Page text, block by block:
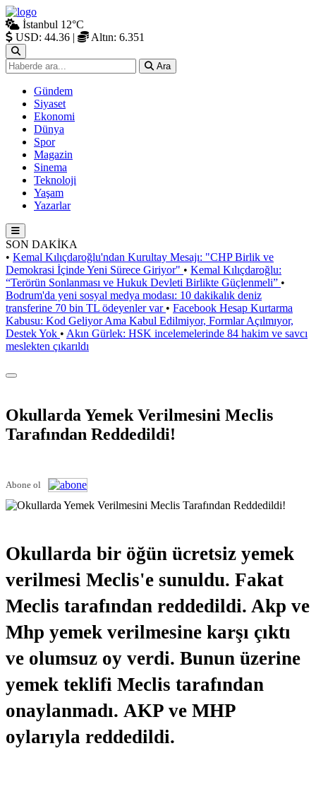
İstanbul 12°C
USD: 44.36 | Altın: 6.351
Ara
Gündem
Siyaset
Ekonomi
Dünya
Spor
Magazin
Sinema
Teknoloji
Yaşam
Yazarlar
SON DAKİKA
• Kemal Kılıçdaroğlu'ndan Kurultay Mesajı: "CHP Birlik ve
Demokrasi İçinde Yeni Sürece Giriyor" • Kemal Kılıçdaroğlu:
“Terörün Sonlanması ve Hukuk Devleti Birlikte Güçlenmeli” •
Bodrum'da yeni sosyal medya modası: 10 dakikalık deniz
transferine 70 bin TL ödeyenler var • Facebook Hesap Kurtarma
Kabusu: Kod Geliyor Ama Kabul Edilmiyor, Formlar Açılmıyor,
Destek Yok • Akın Gürlek: HSK incelemelerinde 84 hakim ve savcı
meslekten çıkarıldı
Okullarda Yemek Verilmesini Meclis
Tarafından Reddedildi!
Abone ol
Okullarda bir öğün ücretsiz yemek
verilmesi Meclis'e sunuldu. Fakat
Meclis tarafından reddedildi. Akp ve
Mhp yemek verilmesine karşı çıktı
ve olumsuz oy verdi. Bunun üzerine
yemek teklifi Meclis tarafından
onaylanmadı. AKP ve MHP
oylarıyla reddedildi.